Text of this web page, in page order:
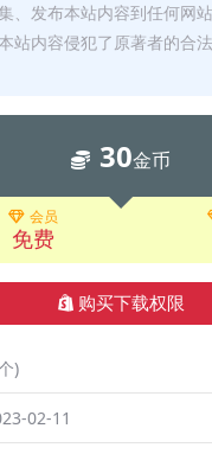
、发布本站内容到任何网
站内容侵犯了原著者的合
30金币
会员
免费
购买下载权限
)
02-11